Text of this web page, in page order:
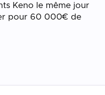
Keno le même jour
pour 60 000€ de